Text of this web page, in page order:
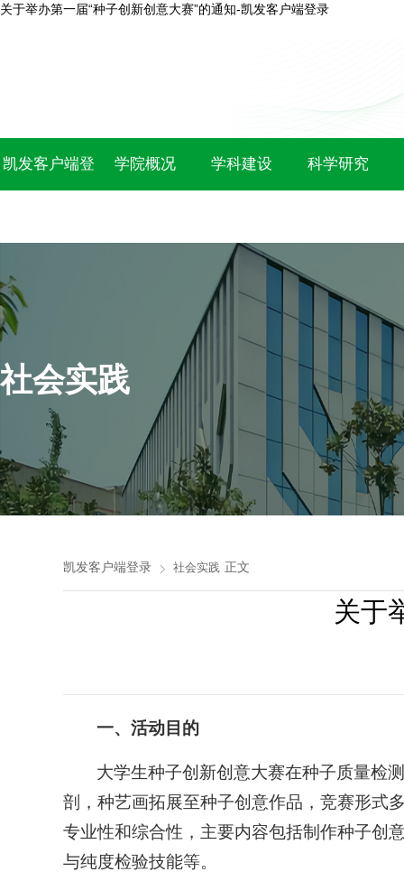
关于举办第一届“种子创新创意大赛”的通知-凯发客户端登录
凯发客户端登 学院概况 学科建设 科学研究
社会实践
凯发客户端登录 社会实践 正文
关于
一、活动目的
大学生种子创新创意大赛在种子质量检
剖，种艺画拓展至种子创意作品，竞赛形式
专业性和综合性，主要内容包括制作种子创
与纯度检验技能等。